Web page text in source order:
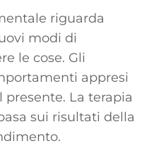
riguarda
modi di
le cose. Gli
appresi
La terapia
sui risultati della